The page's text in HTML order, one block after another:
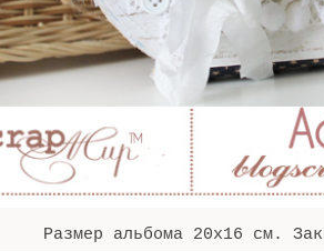
Размер альбома 20х16 см.